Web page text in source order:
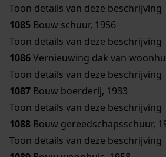
Toon details van deze beschrijving
1085 Bouw schuur, 1956
Toon details van deze beschrijving
1086Vernieuwing dak van
Toon details van deze beschrijving
1087 Bouw boerderij, 1933
Toon details van deze beschrijving
1088 Bouw gereedschapsschuur,
Toon details van deze beschrijving